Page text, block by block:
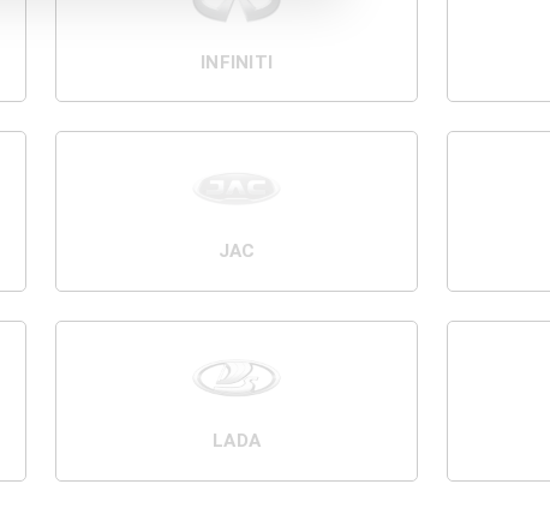
INFINITI
JAC
LADA